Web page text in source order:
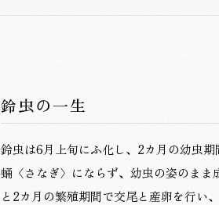
鈴虫の一生
鈴虫は6月上旬にふ化し、2カ月の幼虫
蛹〈さなぎ〉にならず、幼虫の姿のま
と2カ月の繁殖期間で交尾と産卵を行い